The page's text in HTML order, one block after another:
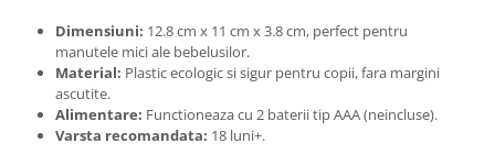
Dimensiuni: 12.8 cm x 11 cm x 3.8 cm, perfect pentru
manutele mici ale bebelusilor.
Material: Plastic ecologic si sigur pentru copii, fara margini
ascutite.
Alimentare: Functioneaza cu 2 baterii tip AAA (neincluse).
Varsta recomandata: 18 luni+.